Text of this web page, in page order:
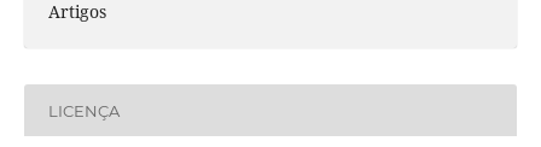
Artigos
LICENÇA